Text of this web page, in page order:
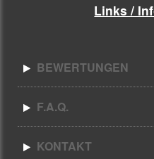
Links /
BEWERTUNGEN
F.A.Q.
KONTAKT